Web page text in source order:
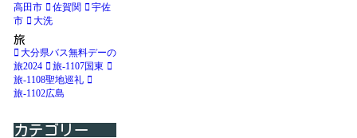
高田市
佐賀関
宇佐
市
大洗
旅
大分県バス無料デーの
旅2024
旅-1107国東
旅-1108聖地巡礼
旅-1102広島
カテゴリー